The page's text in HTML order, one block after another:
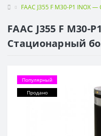
FAAC J355 F M30-P1 INOX
FAAC J355 F M30-
Стационарный
Популярный
Продано